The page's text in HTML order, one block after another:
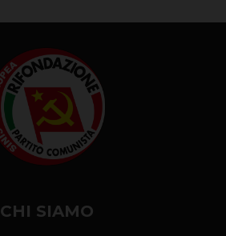
CHI SIAMO